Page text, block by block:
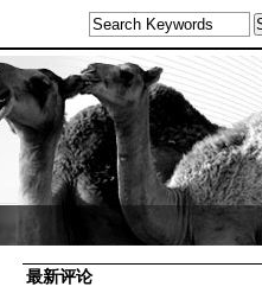
最新评论